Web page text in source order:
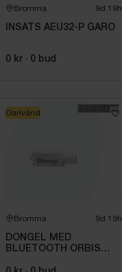
Bromma 9d 19h
INSATS AEU32-P GARO
0 kr · 0 bud
Bromma 9d 19h
DONGEL MED
BLUETOOTH ORBIS
Oanvänd